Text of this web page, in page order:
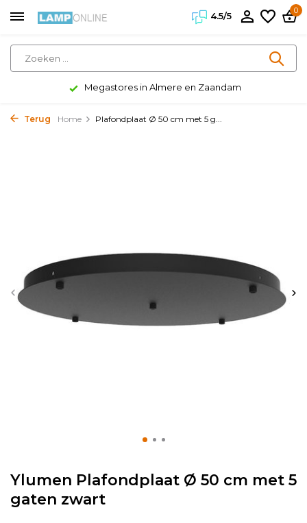
4.5/5
0
Megastores in Almere en Zaandam
Terug Home Plafondplaat Ø 50 cm met 5 g...
Ylumen Plafondplaat Ø 50 cm met 5
gaten zwart